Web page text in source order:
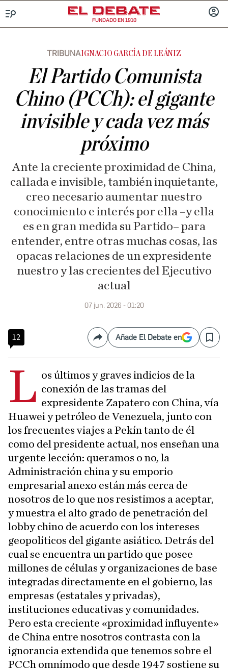
FUNDADO EN 1910
TRIBUNA IGNACIO GARCÍA DE LEÁNIZ
El Partido Comunista
Chino (PCCh): el gigante
invisible y cada vez más
próximo
Ante la creciente proximidad de China,
callada e invisible, también inquietante,
creo necesario aumentar nuestro
conocimiento e interés por ella –y ella
es en gran medida su Partido– para
entender, entre otras muchas cosas, las
opacas relaciones de un expresidente
nuestro y las crecientes del Ejecutivo
actual
07 jun. 2026 - 01:20
12 CompartirAñade El Debate en Save
L os últimos y graves indicios de la
conexión de las tramas del
expresidente Zapatero con China, vía
Huawei y petróleo de Venezuela, junto con
los frecuentes viajes a Pekín tanto de él
como del presidente actual, nos enseñan una
urgente lección: queramos o no, la
Administración china y su emporio
empresarial anexo están más cerca de
nosotros de lo que nos resistimos a aceptar,
y muestra el alto grado de penetración del
lobby chino de acuerdo con los intereses
geopolíticos del gigante asiático. Detrás del
cual se encuentra un partido que posee
millones de células y organizaciones de base
integradas directamente en el gobierno, las
empresas (estatales y privadas),
instituciones educativas y comunidades.
Pero esta creciente «proximidad influyente»
de China entre nosotros contrasta con la
ignorancia extendida que tenemos sobre el
PCCh omnímodo que desde 1947 sostiene su